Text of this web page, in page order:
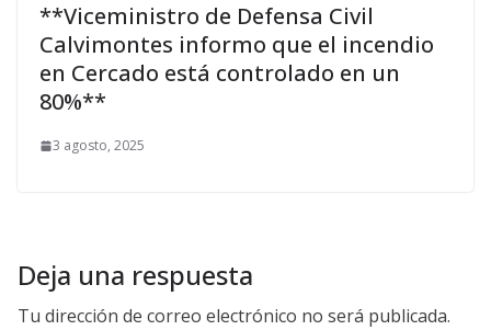
**Viceministro de Defensa Civil
Calvimontes informo que el incendio
en Cercado está controlado en un
80%**
3 agosto, 2025
Deja una respuesta
Tu dirección de correo electrónico no será publicada.